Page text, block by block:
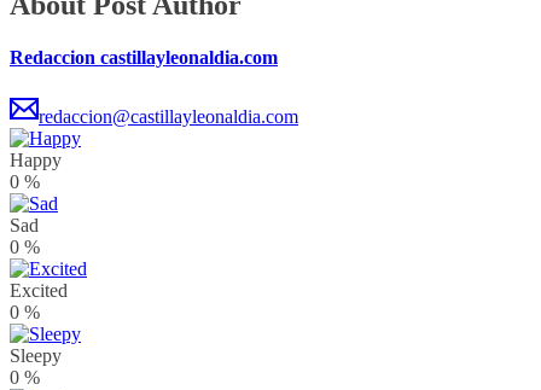
Redaccion castillayleonaldia.com
redaccion@castillayleonaldia.com
Happy
0 %
Sad
0 %
Excited
0 %
Sleepy
0 %